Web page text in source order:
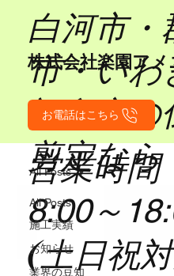
白河市・
市・いわ
福島市の
剪定なら
株式会社楽園アメ
営業時間
8:00～
(土日祝
お電話はこちら
All Posts
施工実績
お知らせ
業界の豆知
All Posts